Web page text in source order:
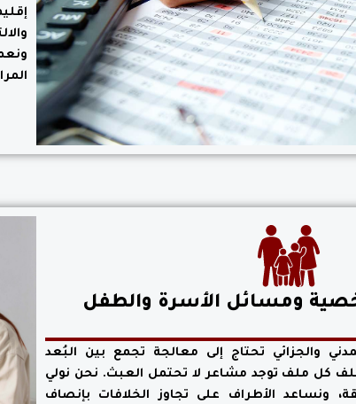
ومسائل الأسرة والطفل
والجزائي تحتاج إلى معالجة تجمع بين البُعد
فخلف كل ملف توجد مشاعر لا تحتمل العبث. نحن نولي
ونساعد الأطراف على تجاوز الخلافات بإنصاف